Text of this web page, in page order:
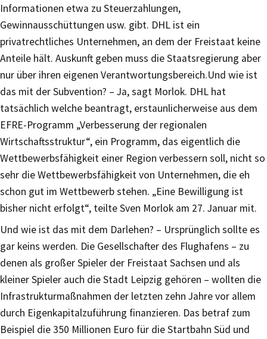
Informationen etwa zu Steuerzahlungen,
Gewinnausschüttungen usw. gibt. DHL ist ein
privatrechtliches Unternehmen, an dem der Freistaat keine
Anteile hält. Auskunft geben muss die Staatsregierung aber
nur über ihren eigenen Verantwortungsbereich.Und wie ist
das mit der Subvention? – Ja, sagt Morlok. DHL hat
tatsächlich welche beantragt, erstaunlicherweise aus dem
EFRE-Programm „Verbesserung der regionalen
Wirtschaftsstruktur“, ein Programm, das eigentlich die
Wettbewerbsfähigkeit einer Region verbessern soll, nicht so
sehr die Wettbewerbsfähigkeit von Unternehmen, die eh
schon gut im Wettbewerb stehen. „Eine Bewilligung ist
bisher nicht erfolgt“, teilte Sven Morlok am 27. Januar mit.
Und wie ist das mit dem Darlehen? – Ursprünglich sollte es
gar keins werden. Die Gesellschafter des Flughafens – zu
denen als großer Spieler der Freistaat Sachsen und als
kleiner Spieler auch die Stadt Leipzig gehören – wollten die
Infrastrukturmaßnahmen der letzten zehn Jahre vor allem
durch Eigenkapitalzuführung finanzieren. Das betraf zum
Beispiel die 350 Millionen Euro für die Startbahn Süd und